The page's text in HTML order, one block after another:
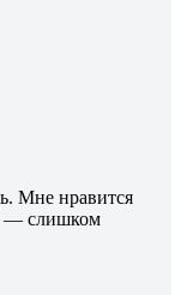
Мне нравится
— слишком